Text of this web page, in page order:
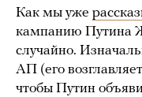
Как мы уже
кампанию Путина
случайно.
АП (его
чтобы Путин